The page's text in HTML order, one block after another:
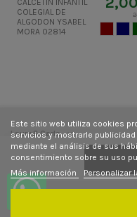
CALCETIN INFANTIL
COLEGIAL DE
ALGODON YSABEL
MORA 02814
Laura&Carla
Contacto
Este sitio web utiliza cookies
servicios y mostrarle
mediante el análisis de sus
consentimiento sobre su uso
Más información
Personalizar